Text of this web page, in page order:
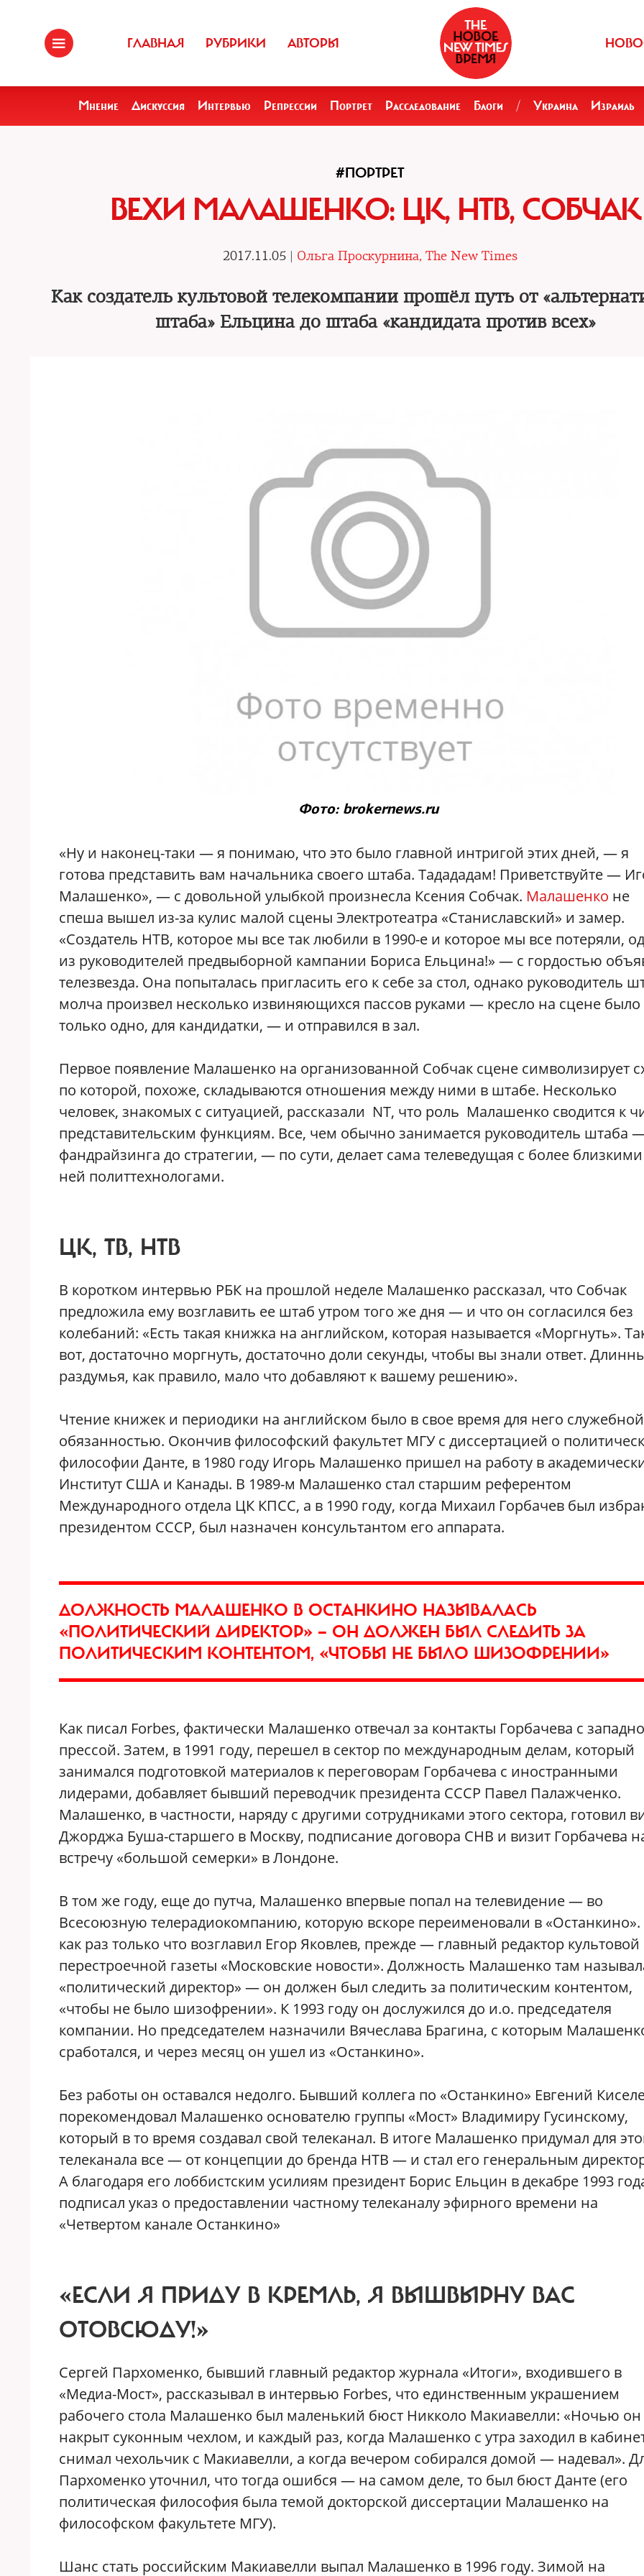
ГЛАВНАЯ РУБРИКИ АВТОРЫ
Мнение Дискуссия Интервью Репрессии Портрет Расследование Блоги / Украина Израиль
#ПОРТРЕТ
ВЕХИ МАЛАШЕНКО: ЦК, НТВ, СОБЧАК
2017.11.05 | Ольга Проскурнина, The New Times
Как создатель культовой телекомпании прошёл путь от
штаба» Ельцина до штаба «кандидата против всех»
Фото: brokernews.ru
«Ну и наконец-таки — я понимаю, что это было главной интригой этих дней, — я
готова представить вам начальника своего штаба. Тадададам! Приветствуйте —
Малашенко», — с довольной улыбкой произнесла Ксения Собчак. Малашенко не
спеша вышел из-за кулис малой сцены Электротеатра «Станиславский» и замер.
«Создатель НТВ, которое мы все так любили в 1990-е и которое мы все потеряли,
из руководителей предвыборной кампании Бориса Ельцина!» — с гордостью
телезвезда. Она попыталась пригласить его к себе за стол, однако руководитель
молча произвел несколько извиняющихся пассов руками — кресло на сцене было
только одно, для кандидатки, — и отправился в зал.
Первое появление Малашенко на организованной Собчак сцене символизирует
по которой, похоже, складываются отношения между ними в штабе. Несколько
человек, знакомых с ситуацией, рассказали NT, что роль Малашенко сводится к
представительским функциям. Все, чем обычно занимается руководитель штаба
фандрайзинга до стратегии, — по сути, делает сама телеведущая с более
ней политтехнологами.
ЦК, ТВ, НТВ
В коротком интервью РБК на прошлой неделе Малашенко рассказал, что Собчак
предложила ему возглавить ее штаб утром того же дня — и что он согласился без
колебаний: «Есть такая книжка на английском, которая называется «Моргнуть».
вот, достаточно моргнуть, достаточно доли секунды, чтобы вы знали ответ.
раздумья, как правило, мало что добавляют к вашему решению».
Чтение книжек и периодики на английском было в свое время для него служебной
обязанностью. Окончив философский факультет МГУ с диссертацией о
философии Данте, в 1980 году Игорь Малашенко пришел на работу в
Институт США и Канады. В 1989-м Малашенко стал старшим референтом
Международного отдела ЦК КПСС, а в 1990 году, когда Михаил Горбачев был
президентом СССР, был назначен консультантом его аппарата.
ДОЛЖНОСТЬ МАЛАШЕНКО В ОСТАНКИНО НАЗЫВАЛАСЬ
«ПОЛИТИЧЕСКИЙ ДИРЕКТОР» — ОН ДОЛЖЕН БЫЛ СЛЕДИТЬ ЗА
ПОЛИТИЧЕСКИМ КОНТЕНТОМ, «ЧТОБЫ НЕ БЫЛО ШИЗОФРЕНИИ»
Как писал Forbes, фактически Малашенко отвечал за контакты Горбачева с
прессой. Затем, в 1991 году, перешел в сектор по международным делам, который
занимался подготовкой материалов к переговорам Горбачева с иностранными
лидерами, добавляет бывший переводчик президента СССР Павел Палажченко.
Малашенко, в частности, наряду с другими сотрудниками этого сектора, готовил
Джорджа Буша-старшего в Москву, подписание договора СНВ и визит Горбачева
встречу «большой семерки» в Лондоне.
В том же году, еще до путча, Малашенко впервые попал на телевидение — во
Всесоюзную телерадиокомпанию, которую вскоре переименовали в «Останкино».
как раз только что возглавил Егор Яковлев, прежде — главный редактор культовой
перестроечной газеты «Московские новости». Должность Малашенко там
«политический директор» — он должен был следить за политическим контентом,
«чтобы не было шизофрении». К 1993 году он дослужился до и.о. председателя
компании. Но председателем назначили Вячеслава Брагина, с которым
сработался, и через месяц он ушел из «Останкино».
Без работы он оставался недолго. Бывший коллега по «Останкино» Евгений
порекомендовал Малашенко основателю группы «Мост» Владимиру Гусинскому,
который в то время создавал свой телеканал. В итоге Малашенко придумал для
телеканала все — от концепции до бренда НТВ — и стал его генеральным
А благодаря его лоббистским усилиям президент Борис Ельцин в декабре 1993
подписал указ о предоставлении частному телеканалу эфирного времени на
«Четвертом канале Останкино»
«ЕСЛИ Я ПРИДУ В КРЕМЛЬ, Я ВЫШВЫРНУ ВАС
ОТОВСЮДУ!»
Сергей Пархоменко, бывший главный редактор журнала «Итоги», входившего в
«Медиа-Мост», рассказывал в интервью Forbes, что единственным украшением
рабочего стола Малашенко был маленький бюст Никколо Макиавелли: «Ночью
накрыт суконным чехлом, и каждый раз, когда Малашенко с утра заходил в
снимал чехольчик с Макиавелли, а когда вечером собирался домой — надевал».
Пархоменко уточнил, что тогда ошибся — на самом деле, то был бюст Данте (его
политическая философия была темой докторской диссертации Малашенко на
философском факультете МГУ).
Шанс стать российским Макиавелли выпал Малашенко в 1996 году. Зимой на